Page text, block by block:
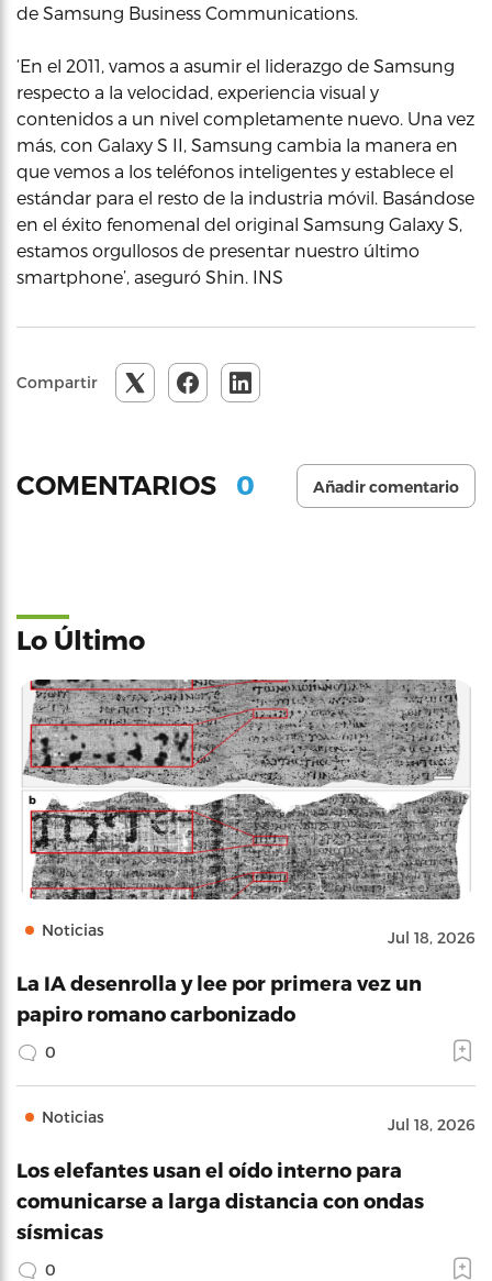
de Samsung Business Communications.
‘En el 2011, vamos a asumir el liderazgo de Samsung
respecto a la velocidad, experiencia visual y
contenidos a un nivel completamente nuevo. Una vez
más, con Galaxy S II, Samsung cambia la manera en
que vemos a los teléfonos inteligentes y establece el
estándar para el resto de la industria móvil. Basándose
en el éxito fenomenal del original Samsung Galaxy S,
estamos orgullosos de presentar nuestro último
smartphone’, aseguró Shin. INS
Compartir
COMENTARIOS 0 Añadir comentario
Lo Último
Noticias Jul 18, 2026
La IA desenrolla y lee por primera vez un
papiro romano carbonizado
0
Noticias Jul 18, 2026
Los elefantes usan el oído interno para
comunicarse a larga distancia con ondas
sísmicas
0